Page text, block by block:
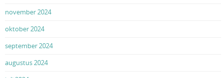
november 2024
oktober 2024
september 2024
augustus 2024